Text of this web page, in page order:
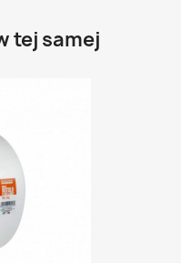
tej samej